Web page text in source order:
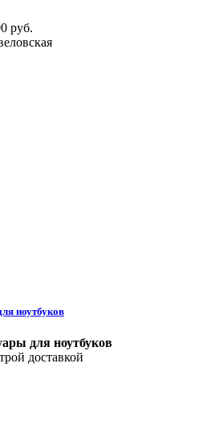
руб.
ноутбуков
для ноутбуков
доставкой